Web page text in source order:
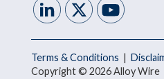
Terms & Conditions |
Copyright © 2026 Alloy Wire